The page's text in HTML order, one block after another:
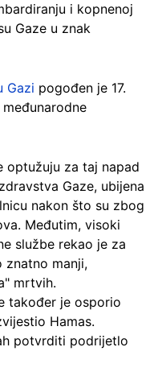
i kopnenoj
Gaze u znak
Gazi pogođen je 17.
optužuju za taj napad
Gaze, ubijena
nakon što su zbog
Međutim, visoki
službe rekao je za
znatno manji,
mrtvih.
također je osporio
Hamas.
potvrditi podrijetlo